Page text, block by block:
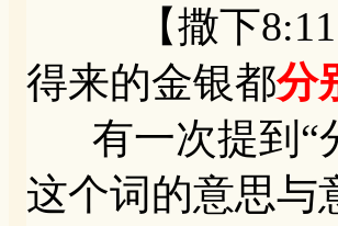
【撒下8:11】
得来的金银都分
有一次提到“
这个词的意思与